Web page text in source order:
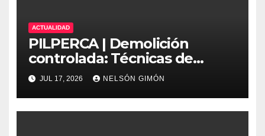
ACTUALIDAD
PILPERCA | Demolición
controlada: Técnicas de
precisión y protocolos de
seguridad en la ingeniería
moderna
JUL 17, 2026 NELSÓN GIMÓN